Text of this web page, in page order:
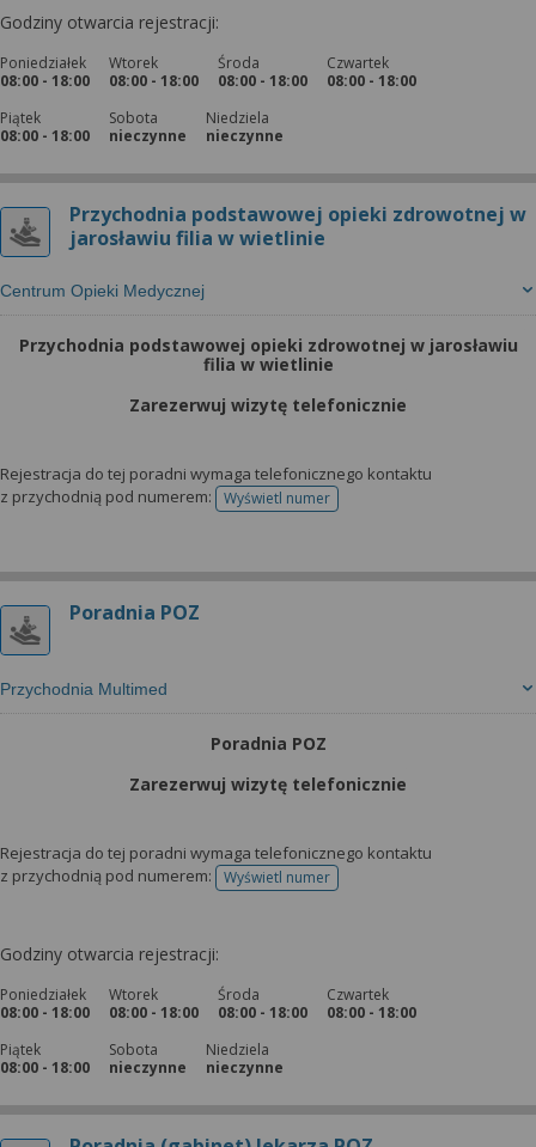
Godziny otwarcia rejestracji:
Poniedziałek
08:00 - 18:00
Wtorek
08:00 - 18:00
Środa
08:00 - 18:00
Czwartek
08:00 - 18:00
Piątek
08:00 - 18:00
Sobota
nieczynne
Niedziela
nieczynne
Przychodnia podstawowej opieki zdrowotnej w
jarosławiu filia w wietlinie
Centrum Opieki Medycznej
Przychodnia podstawowej opieki zdrowotnej w jarosławiu
filia w wietlinie
Zarezerwuj wizytę telefonicznie
Rejestracja do tej poradni wymaga telefonicznego kontaktu
z przychodnią pod numerem:
Wyświetl numertelefonu do rejestracji
Poradnia POZ
Przychodnia Multimed
Poradnia POZ
Zarezerwuj wizytę telefonicznie
Rejestracja do tej poradni wymaga telefonicznego kontaktu
z przychodnią pod numerem:
Wyświetl numertelefonu do rejestracji
Godziny otwarcia rejestracji:
Poniedziałek
08:00 - 18:00
Wtorek
08:00 - 18:00
Środa
08:00 - 18:00
Czwartek
08:00 - 18:00
Piątek
08:00 - 18:00
Sobota
nieczynne
Niedziela
nieczynne